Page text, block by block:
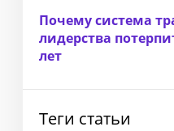
Почему система
лидерства
лет
Теги статьи